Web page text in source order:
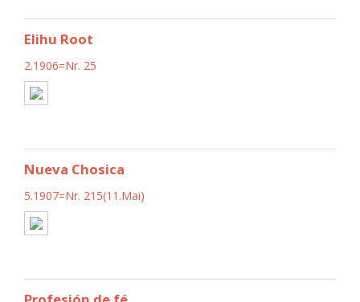
Elihu Root
2.1906=Nr. 25
Nueva Chosica
5.1907=Nr. 215(11.Mai)